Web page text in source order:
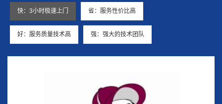
快：3小时极速上门 省：服务性价比高
好：服务质量技术高 强：强大的技术团队